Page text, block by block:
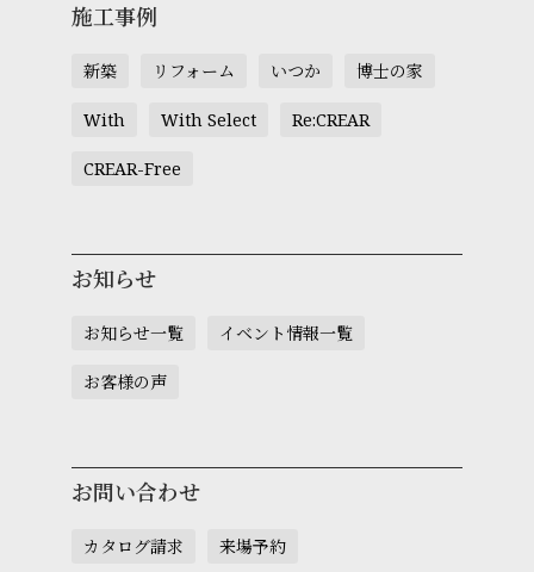
施工事例
新築 リフォーム いつか 博士の家
With With Select Re:CREAR
CREAR-Free
お知らせ
お知らせ一覧 イベント情報一覧
お客様の声
お問い合わせ
カタログ請求 来場予約